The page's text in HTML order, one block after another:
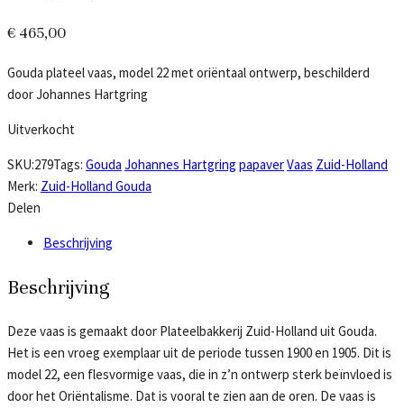
€ 465,00
Gouda plateel vaas, model 22 met oriëntaal ontwerp, beschilderd
door Johannes Hartgring
Uitverkocht
SKU:279Tags: Gouda Johannes Hartgring papaverVaas Zuid-Holland
Merk: Zuid-Holland Gouda
Delen
Beschrijving
Beschrijving
Deze vaas is gemaakt door Plateelbakkerij Zuid-Holland uit Gouda.
Het is een vroeg exemplaar uit de periode tussen 1900 en 1905. Dit is
model 22, een flesvormige vaas, die in z’n ontwerp sterk beïnvloed is
door het Oriëntalisme. Dat is vooral te zien aan de oren. De vaas is